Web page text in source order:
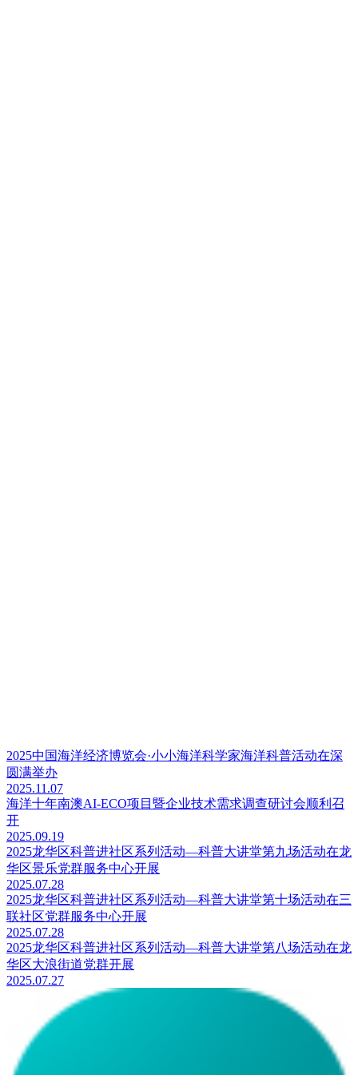
2025中国海洋经济博览会·小小海洋科学家海洋科普活动在深
圆满举办
2025.11.07
海洋十年南澳AI-ECO项目暨企业技术需求调查研讨会顺利召
开
2025.09.19
2025龙华区科普进社区系列活动—科普大讲堂第九场活动在龙
华区景乐党群服务中心开展
2025.07.28
2025龙华区科普进社区系列活动—科普大讲堂第十场活动在三
联社区党群服务中心开展
2025.07.28
2025龙华区科普进社区系列活动—科普大讲堂第八场活动在龙
华区大浪街道党群开展
2025.07.27